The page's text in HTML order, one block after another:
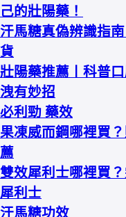
己的壯陽藥！
汗馬糖真偽辨識指
貨
壯陽藥推薦丨科普
洩有妙招
必利勁 藥效
果凍威而鋼哪裡買
薦
雙效犀利士哪裡買
犀利士
汗馬糖功效